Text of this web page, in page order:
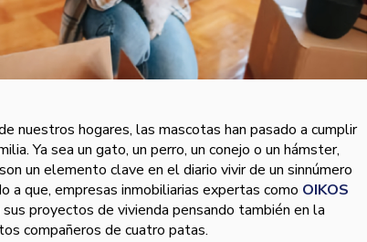
nuestros hogares, las mascotas han pasado a cumplir
Ya sea un gato, un perro, un conejo o un hámster,
un elemento clave en el diario vivir de un sinnúmero
a que, empresas inmobiliarias expertas como OIKOS
proyectos de vivienda pensando también en la
compañeros de cuatro patas.